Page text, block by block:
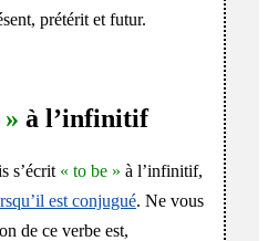
prétérit et futur.
à l’infinitif
s’écrit « to be » à l’infinitif,
est conjugué. Ne vous
de ce verbe est,